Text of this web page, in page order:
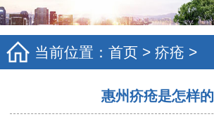
当前位置： 首页 > 疥疮 >
惠州疥疮是怎样的